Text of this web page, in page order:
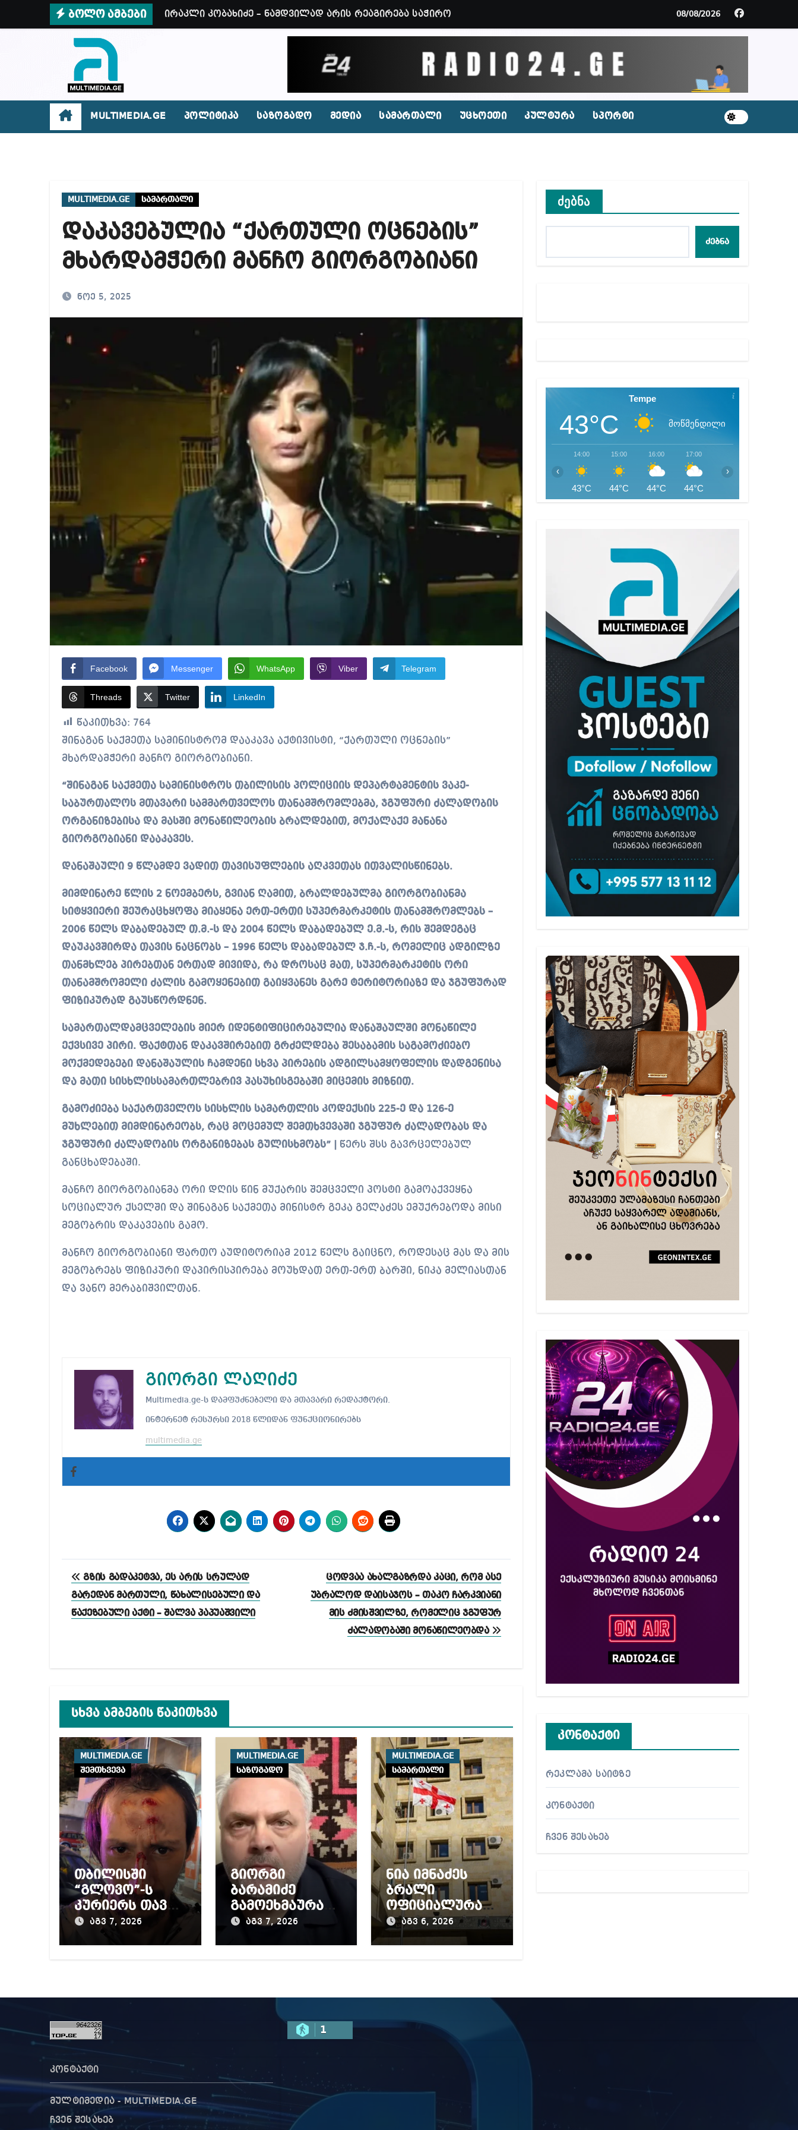
ბოლო ამბები ირაკლი კობახიძე – ნამდვილად არის რეაგირება საჭირო კოორდინირებულ შეტევაზე ჩვენი ეროვნული იდენტობის
როგორ მოვიქცეთ ზაფხულის ცხელ დღეებში? – დაავადებათა კონტროლის ცენტრის რეკომენდაციები
ოპოზიცია მთლიანად მოშლილია – პრემიერი
რატომ წვალობენ? პირდაპირ შექმნან მდინარაძის სამინისტრო – გია ხუხაშვილი
რა ხდება ენტონი ფაუჩის გარშემო — COVID-19-ის წარმოშობის გამოძიებიდან შესაძლო სისხლის სამართლის საქმემდე
08/08/2026
MULTIMEDIA.GE პოლიტიკა საზოგადო მედია სამართალი უცხოეთი კულტურა სპორტი
MULTIMEDIA.GE სამართალი
დაკავებულია “ქართული ოცნების”
მხარდამჭერი მანჩო გიორგობიანი
ნოე 5, 2025
Facebook Messenger WhatsApp Viber Telegram
Threads Twitter LinkedIn
წაკითხვა: 764
შინაგან საქმეთა სამინისტრომ დააკავა აქტივისტი, “ქართული ოცნების”
მხარდამჭერი მანჩო გიორგობიანი.
“შინაგან საქმეთა სამინისტროს თბილისის პოლიციის დეპარტამენტის ვაკე-
საბურთალოს მთავარი სამმართველოს თანამშრომლებმა, ჯგუფური ძალადობის
ორგანიზებისა და მასში მონაწილეობის ბრალდებით, მოქალაქე მანანა
გიორგობიანი დააკავეს.
დანაშაული 9 წლამდე ვადით თავისუფლების აღკვეთას ითვალისწინებს.
მიმდინარე წლის 2 ნოემბერს, გვიან ღამით, ბრალდებულმა გიორგობიანმა
სიტყვიერი შეურაცხყოფა მიაყენა ერთ-ერთი სუპერმარკეტის თანამშრომლებს –
2006 წელს დაბადებულ თ.მ.-ს და 2004 წელს დაბადებულ ე.მ.-ს, რის შემდეგაც
დაუკავშირდა თავის ნაცნობს – 1996 წელს დაბადებულ ჯ.ჩ.-ს, რომელიც ადგილზე
თანმხლებ პირებთან ერთად მივიდა, რა დროსაც მათ, სუპერმარკეტის ორი
თანამშრომელი ძალის გამოყენებით გაიყვანეს გარე ტერიტორიაზე და ჯგუფურად
ფიზიკურად გაუსწორდნენ.
სამართალდამცველების მიერ იდენტიფიცირებულია დანაშაულში მონაწილე
ექვსივე პირი. ფაქტთან დაკავშირებით გრძელდება შესაბამის საგამოძიებო
მოქმედებები დანაშაულის ჩამდენი სხვა პირების ადგილსამყოფელის დადგენისა
და მათი სისხლისსამართლებრივ პასუხისგებაში მიცემის მიზნით.
გამოძიება საქართველოს სისხლის სამართლის კოდექსის 225-ე და 126-ე
მუხლებით მიმდინარეობს, რაც მოცემულ შემთხვევაში ჯგუფურ ძალადობას და
ჯგუფური ძალადობის ორგანიზებას გულისხმობს” |
წერს შსს გავრცელებულ
განცხადებაში.
მანჩო გიორგობიანმა ორი დღის წინ მუქარის შემცველი პოსტი გამოაქვეყნა
სოციალურ ქსელში და შინაგან საქმეთა მინისტრ გეკა გელაძეს ემუქრებოდა მისი
მეგობრის დაკავების გამო.
მანჩო გიორგობიანი ფართო აუდიტორიამ 2012 წელს გაიცნო, როდესაც მას და მის
მეგობრებს ფიზიკური დაპირისპირება მოუხდათ ერთ-ერთ ბარში, ნიკა მელიასთან
და ვანო მერაბიშვილთან.
გიორგი ლაღიძე
Multimedia.ge-ს დამფუძნებელი და მთავარი რედაქტორი.
ინტერნეტ რესურსი 2018 წლიდან ფუნქციონირებს
multimedia.ge
პოსტის
ნავიგაცია
გზის გადაკეტვა, ეს არის სრულად
გარედან მართული, წახალისებული და
წაქეზებული აქტი – შალვა პაპუაშვილი
ცოდვაა ახალგაზრდა კაცი, რომ ასე
უბრალოდ დაისაჯოს – თაკო ჩარკვიანი
მის ძმისშვილზე, რომელიც ჯგუფურ
ძალადობაში მონაწილეობდა
სხვა ამბების წაკითხვა
MULTIMEDIA.GE
შემთხვევა
თბილისში
“გლოვო”-ს
კურიერს თავს
დაესხნენ
აგვ 7, 2026
MULTIMEDIA.GE
საზოგადო
გიორგი
ბარამიძე
გამოეხმაურა
პროკურატურის
აგვ 7, 2026
MULTIMEDIA.GE
სამართალი
ნია იმნაძეს
ბრალი
ოფიციალურად
წაუყენეს –
აღნიშნული
ითვალისწინებს
აგვ 6, 2026
ძებნა
ძებნა
Tempe
43°C მოწმენდილი
14:00
43°C
15:00
44°C
16:00
44°C
17:00
44°C
‹ ›
კონტაქტი
რეკლამა საიტზე
კონტაქტი
ჩვენ შესახებ
1
კონტაქტი
მულტიმედია - MULTIMEDIA.GE
ჩვენ შესახებ